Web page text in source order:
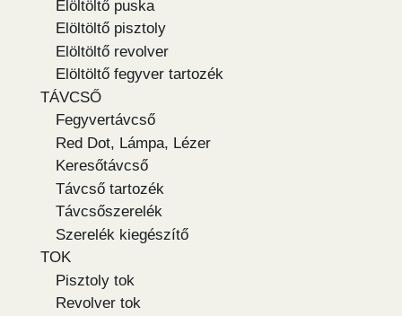
Elöltöltő puska
Elöltöltő pisztoly
Elöltöltő revolver
Elöltöltő fegyver tartozék
TÁVCSŐ
Fegyvertávcső
Red Dot, Lámpa, Lézer
Keresőtávcső
Távcső tartozék
Távcsőszerelék
Szerelék kiegészítő
TOK
Pisztoly tok
Revolver tok